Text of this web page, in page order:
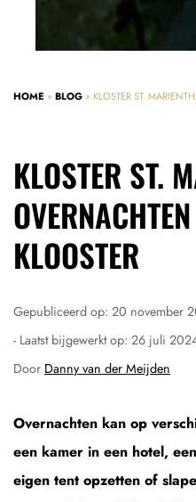
HOME » BLOG » KLOSTER ST.
KLOSTER ST.
KLOOSTER
Gepubliceerd op: 20 november
- Laatst bijgewerkt op: 26 juli
Door Danny van der Meijden
Overnachten kan op
een kamer in een hotel,
eigen tent opzetten of